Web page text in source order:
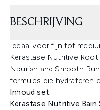
BESCHRIJVING
Ideaal voor fijn tot
Kérastase Nutritive
Nourish and Smooth
formules die hydrateren
Inhoud set:
Kérastase Nutritive Bain